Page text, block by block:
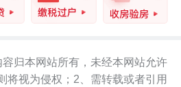
归本网站所有，未经本网站允许
将视为侵权；2、需转载或者引用